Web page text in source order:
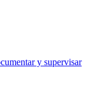
y supervisar